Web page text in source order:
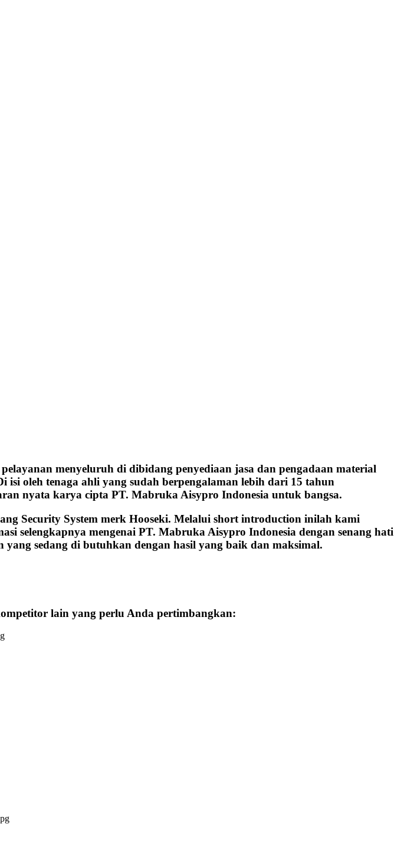
menyeluruh di dibidang penyediaan jasa dan pengadaan material
oleh tenaga ahli yang sudah berpengalaman lebih dari 15 tahun
nyata karya cipta PT. Mabruka Aisypro Indonesia untuk bangsa.
Security System merk Hooseki. Melalui short introduction inilah kami
selengkapnya mengenai PT. Mabruka Aisypro Indonesia dengan senang hati
sedang di butuhkan dengan hasil yang baik dan maksimal.
lain yang perlu Anda pertimbangkan: